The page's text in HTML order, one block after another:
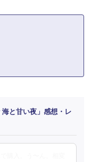
海と甘い夜」感想・レ